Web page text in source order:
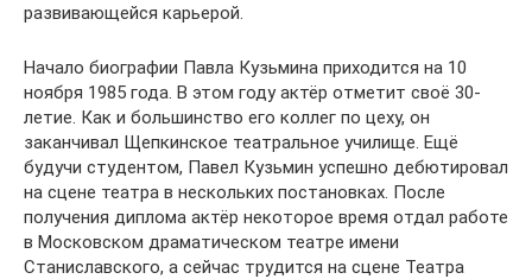
развивающейся карьерой.
Начало биографии Павла Кузьмина приходится на 10
ноября 1985 года. В этом году актёр отметит своё 30-
летие. Как и большинство его коллег по цеху, он
заканчивал Щепкинское театральное училище. Ещё
будучи студентом, Павел Кузьмин успешно дебютировал
на сцене театра в нескольких постановках. После
получения диплома актёр некоторое время отдал работе
в Московском драматическом театре имени
Станиславского, а сейчас трудится на сцене Театра